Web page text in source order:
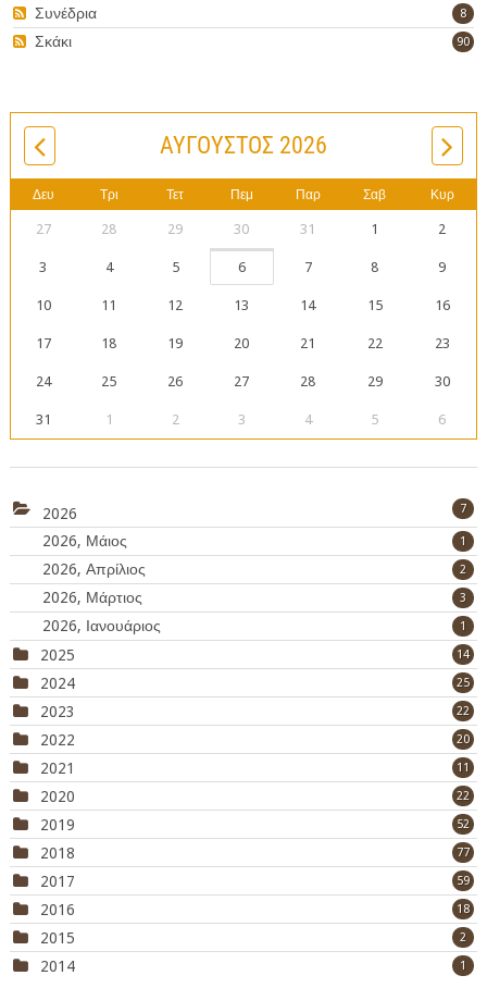
8
Συνέδρια
90
Σκάκι
ΑΎΓΟΥΣΤΟΣ 2026
Δευ Τρι Τετ Πεμ Παρ Σαβ Κυρ
27 28 29 30 31 1 2
3 4 5 6 7 8 9
10 11 12 13 14 15 16
17 18 19 20 21 22 23
24 25 26 27 28 29 30
31 1 2 3 4 5 6
2026 7
2026, Μάιος 1
2026, Απρίλιος 2
2026, Μάρτιος 3
2026, Ιανουάριος 1
2025 14
2024 25
2023 22
2022 20
2021 11
2020 22
2019 52
2018 77
2017 59
2016 18
2015 2
2014 1